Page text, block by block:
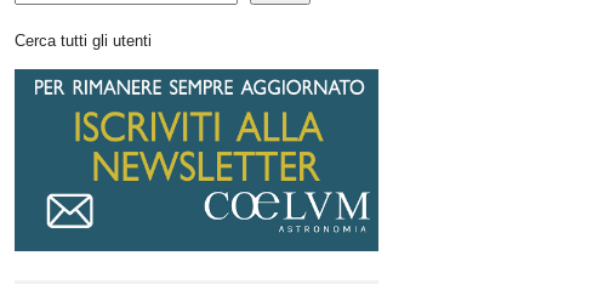
Cerca tutti gli utenti